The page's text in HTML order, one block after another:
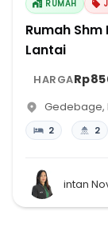
RUMAH
Rumah
Lantai
HARGA
Gedebage,
2 2
intan